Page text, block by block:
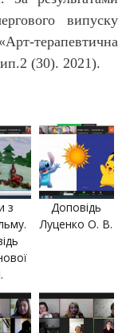
випуску
терапевтична
(30). 2021).
з
Доповідь
Луценко О. В.